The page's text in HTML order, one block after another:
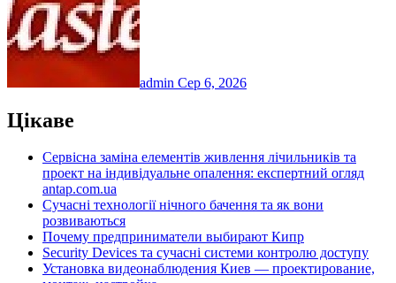
admin Сер 6, 2026
Цікаве
Сервісна заміна елементів живлення лічильників та
проект на індивідуальне опалення: експертний огляд
antap.com.ua
Сучасні технології нічного бачення та як вони
розвиваються
Почему предприниматели выбирают Кипр
Security Devices та сучасні системи контролю доступу
Установка видеонаблюдения Киев — проектирование,